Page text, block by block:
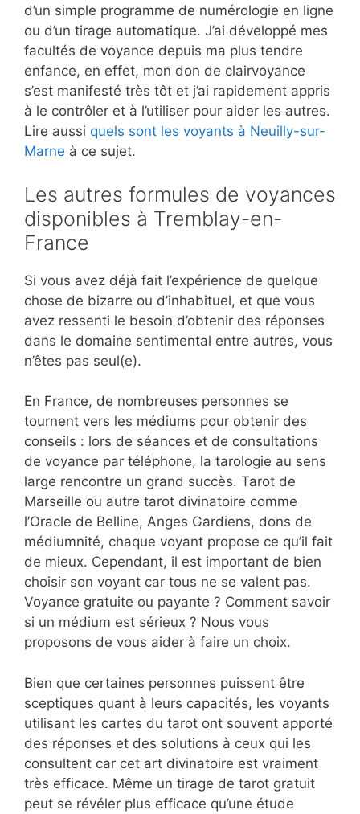
d’un simple programme de numérologie en ligne
ou d’un tirage automatique. J’ai développé mes
facultés de voyance depuis ma plus tendre
enfance, en effet, mon don de clairvoyance
s’est manifesté très tôt et j’ai rapidement appris
à le contrôler et à l’utiliser pour aider les autres.
Lire aussi quels sont les voyants à Neuilly-sur-
Marne à ce sujet.
Les autres formules de voyances
disponibles à Tremblay-en-
France
Si vous avez déjà fait l’expérience de quelque
chose de bizarre ou d’inhabituel, et que vous
avez ressenti le besoin d’obtenir des réponses
dans le domaine sentimental entre autres, vous
n’êtes pas seul(e).
En France, de nombreuses personnes se
tournent vers les médiums pour obtenir des
conseils : lors de séances et de consultations
de voyance par téléphone, la tarologie au sens
large rencontre un grand succès. Tarot de
Marseille ou autre tarot divinatoire comme
l’Oracle de Belline, Anges Gardiens, dons de
médiumnité, chaque voyant propose ce qu’il fait
de mieux. Cependant, il est important de bien
choisir son voyant car tous ne se valent pas.
Voyance gratuite ou payante ? Comment savoir
si un médium est sérieux ? Nous vous
proposons de vous aider à faire un choix.
Bien que certaines personnes puissent être
sceptiques quant à leurs capacités, les voyants
utilisant les cartes du tarot ont souvent apporté
des réponses et des solutions à ceux qui les
consultent car cet art divinatoire est vraiment
très efficace. Même un tirage de tarot gratuit
peut se révéler plus efficace qu’une étude